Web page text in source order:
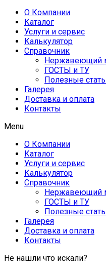
О Компании
Каталог
Услуги и сервис
Калькулятор
Справочник
Нержавеющий
ГОСТЫ и ТУ
Полезные
Галерея
Доставка и оплата
Контакты
Menu
О Компании
Каталог
Услуги и сервис
Калькулятор
Справочник
Нержавеющий
ГОСТЫ и ТУ
Полезные
Галерея
Доставка и оплата
Контакты
Не нашли что искали?